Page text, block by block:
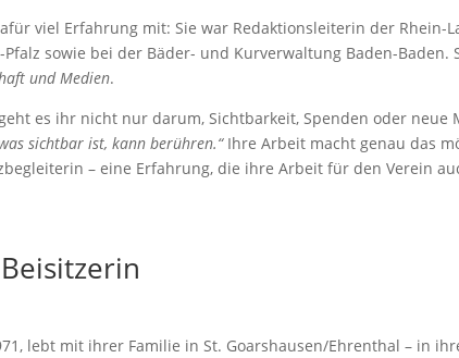
viel Erfahrung mit: Sie war Redaktionsleiterin der
sowie bei der Bäder- und Kurverwaltung Baden-
und Medien.
es ihr nicht nur darum, Sichtbarkeit, Spenden oder
sichtbar ist, kann berühren.“Ihre Arbeit macht genau das
– eine Erfahrung, die ihre Arbeit für den Verein
lebt mit ihrer Familie in St. Goarshausen/Ehrenthal – in